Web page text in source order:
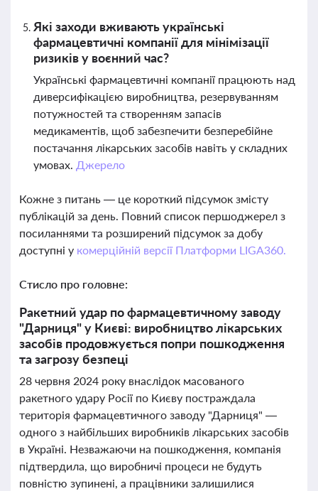
Які заходи вживають українські
фармацевтичні компанії для мінімізації
ризиків у воєнний час?
Українські фармацевтичні компанії працюють над
диверсифікацією виробництва, резервуванням
потужностей та створенням запасів
медикаментів, щоб забезпечити безперебійне
постачання лікарських засобів навіть у складних
умовах. Джерело
Кожне з питань — це короткий підсумок змісту
публікацій за день. Повний список першоджерел з
посиланнями та розширений підсумок за добу
доступні у комерційній версії Платформи LIGA360.
Стисло про головне:
Ракетний удар по фармацевтичному заводу
"Дарниця" у Києві: виробництво лікарських
засобів продовжується попри пошкодження
та загрозу безпеці
28 червня 2024 року внаслідок масованого
ракетного удару Росії по Києву постраждала
територія фармацевтичного заводу "Дарниця" —
одного з найбільших виробників лікарських засобів
в Україні. Незважаючи на пошкодження, компанія
підтвердила, що виробничі процеси не будуть
повністю зупинені, а працівники залишилися